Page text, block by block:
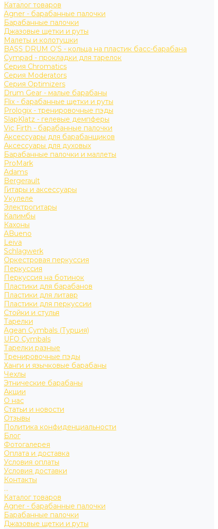
Каталог товаров
Agner - барабанные палочки
Барабанные палочки
Джазовые щетки и руты
Малеты и колотушки
BASS DRUM O’S - кольца на пластик басс-барабана
Cympad - прокладки для тарелок
Серия Chromatics
Серия Moderators
Серия Optimizers
Drum Gear - малые барабаны
Flix - барабанные щетки и руты
Prologix - тренировочные пэды
SlapKlatz - гелевые демпферы
Vic Firth - барабанные палочки
Аксессуары для барабанщиков
Аксессуары для духовых
Барабанные палочки и маллеты
ProMark
Adams
Bergerault
Гитары и аксессуары
Укулеле
Электрогитары
Калимбы
Кахоны
ABueno
Leiva
Schlagwerk
Оркестровая перкуссия
Перкуссия
Перкуссия на ботинок
Пластики для барабанов
Пластики для литавр
Пластики для перкуссии
Стойки и стулья
Тарелки
Agean Cymbals (Турция)
UFO Cymbals
Тарелки разные
Тренировочные пэды
Ханги и язычковые барабаны
Чехлы
Этнические барабаны
Акции
О нас
Статьи и новости
Отзывы
Политика конфиденциальности
Блог
Фотогалерея
Оплата и доставка
Условия оплаты
Условия доставки
Контакты
...
Каталог товаров
Agner - барабанные палочки
Барабанные палочки
Джазовые щетки и руты